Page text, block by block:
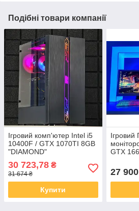
Подібні товари компанії
Ігровий комп'ютер Intel i5
10400F / GTX 1070TI 8GB
"DIAMOND"
30 723,78 ₴
31 674 ₴
Купити
GTX
27 900